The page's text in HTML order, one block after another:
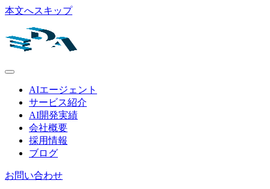
本文へスキップ
AIエージェント
サービス紹介
AI開発実績
会社概要
採用情報
ブログ
お問い合わせ